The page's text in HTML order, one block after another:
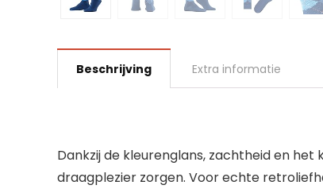
Beschrijving Extra informatie
Dankzij de kleurenglans, zachtheid en
draagplezier zorgen. Voor echte